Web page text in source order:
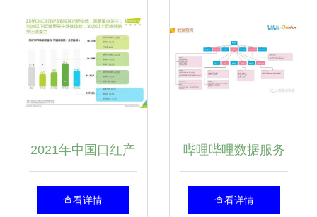
2021年中国口红产
品NPS用户体验研
查看详情
哔哩哔哩数据服务
中台建设实践 从数
查看详情